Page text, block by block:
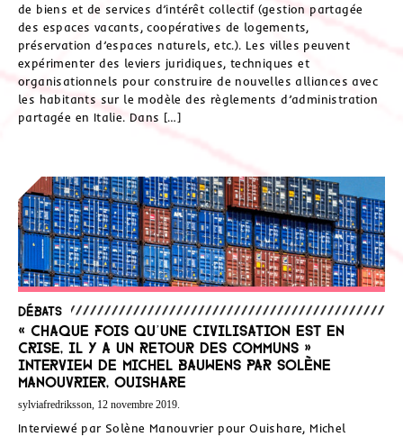
de biens et de services d’intérêt collectif (gestion partagée
des espaces vacants, coopératives de logements,
préservation d’espaces naturels, etc.). Les villes peuvent
expérimenter des leviers juridiques, techniques et
organisationnels pour construire de nouvelles alliances avec
les habitants sur le modèle des règlements d’administration
partagée en Italie. Dans […]
Débats
« Chaque fois qu’une civilisation est en
crise, il y a un retour des communs »
Interview de Michel Bauwens par Solène
Manouvrier, Ouishare
sylviafredriksson, 12 novembre 2019.
Interviewé par Solène Manouvrier pour Ouishare, Michel